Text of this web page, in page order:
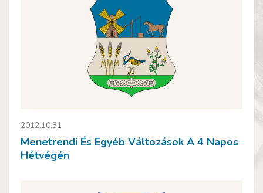
2012.10.31
Menetrendi És Egyéb Változások A 4 Napos
Hétvégén